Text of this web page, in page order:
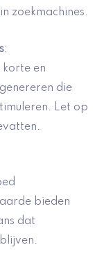
zoekmachines.
:
korte en
die
Let op
bieden
dat